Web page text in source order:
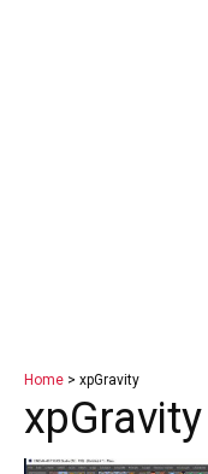
Home > xpGravity
xpGravity